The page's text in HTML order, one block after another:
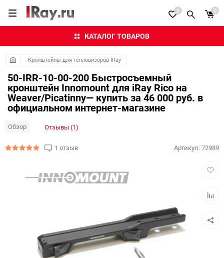
КАТАЛОГ ТОВАРОВ
0 0
Кронштейны для тепловизоров IRay
50-IRR-10-00-200 Быстросъемный
кронштейн Innomount для iRay Rico на
Weaver/Picatinny— купить за 46 000 руб. в
официальном интернет-магазине
Обзор Отзывы (1)
Артикул:72989
1 отзыв